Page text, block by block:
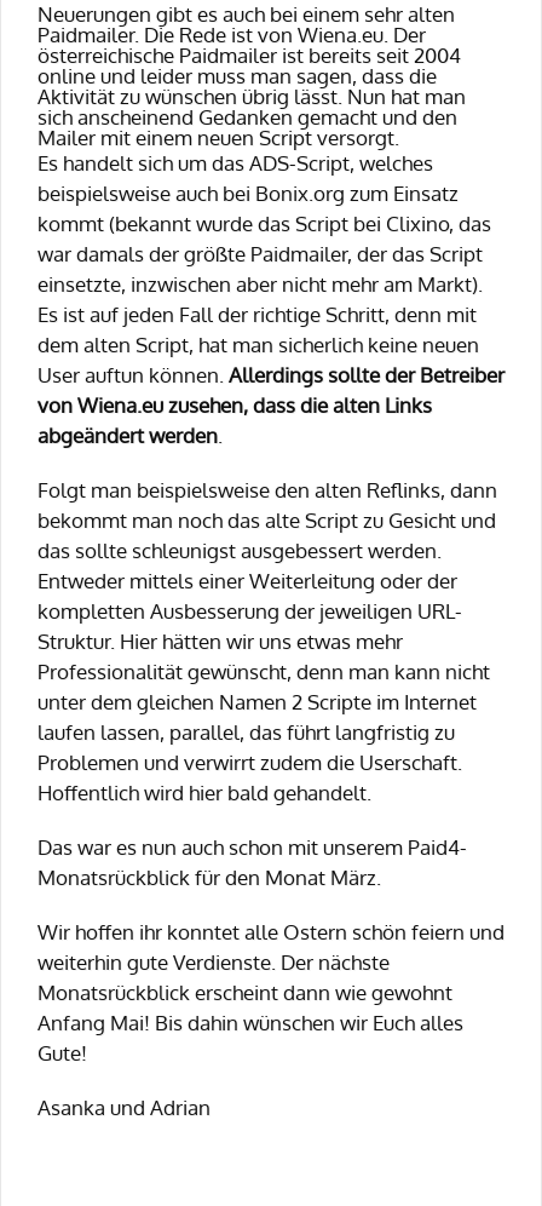
Neuerungen gibt es auch bei einem sehr alten
Paidmailer. Die Rede ist von Wiena.eu. Der
österreichische Paidmailer ist bereits seit 2004
online und leider muss man sagen, dass die
Aktivität zu wünschen übrig lässt. Nun hat man
sich anscheinend Gedanken gemacht und den
Mailer mit einem neuen Script versorgt.
Es handelt sich um das ADS-Script, welches
beispielsweise auch bei Bonix.org zum Einsatz
kommt (bekannt wurde das Script bei Clixino, das
war damals der größte Paidmailer, der das Script
einsetzte, inzwischen aber nicht mehr am Markt).
Es ist auf jeden Fall der richtige Schritt, denn mit
dem alten Script, hat man sicherlich keine neuen
User auftun können. Allerdings sollte der Betreiber
von Wiena.eu zusehen, dass die alten Links
abgeändert werden
Folgt man beispielsweise den alten Reflinks, dann
bekommt man noch das alte Script zu Gesicht und
das sollte schleunigst ausgebessert werden.
Entweder mittels einer Weiterleitung oder der
kompletten Ausbesserung der jeweiligen URL-
Struktur. Hier hätten wir uns etwas mehr
Professionalität gewünscht, denn man kann nicht
unter dem gleichen Namen 2 Scripte im Internet
laufen lassen, parallel, das führt langfristig zu
Problemen und verwirrt zudem die Userschaft.
Hoffentlich wird hier bald gehandelt.
Das war es nun auch schon mit unserem Paid4-
Monatsrückblick für den Monat März.
Wir hoffen ihr konntet alle Ostern schön feiern und
weiterhin gute Verdienste. Der nächste
Monatsrückblick erscheint dann wie gewohnt
Anfang Mai! Bis dahin wünschen wir Euch alles
Gute!
Asanka und Adrian